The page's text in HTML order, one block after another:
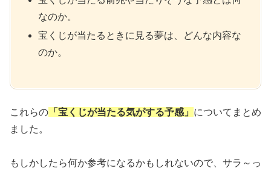
なのか。
宝くじが当たるときに見る夢は、どんな内容な
のか。
これらの 「宝くじが当たる気がする予感」 についてまとめ
ました。
もしかしたら何か参考になるかもしれないので、サラ～っ